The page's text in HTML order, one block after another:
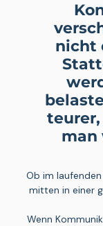
nicht
man
Ob im
mitten in einer
Wenn